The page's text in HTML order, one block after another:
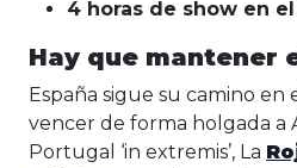
4 horas de show en
Hay que mantener
España sigue su camino en
vencer de forma holgada a
Portugal ‘in extremis’, La